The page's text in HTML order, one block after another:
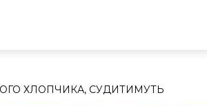
ХЛОПЧИКА, СУДИТИМУТЬ